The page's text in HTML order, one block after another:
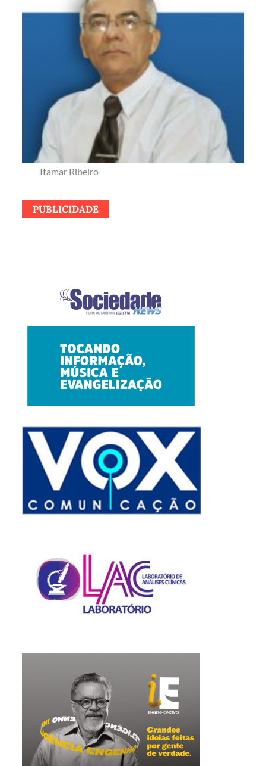
Itamar Ribeiro
PUBLICIDADE